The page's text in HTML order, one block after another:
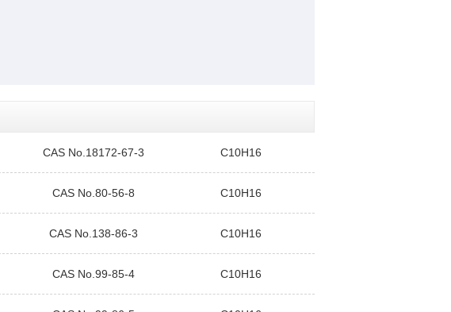
CAS No.18172-67-3 C10H16
CAS No.80-56-8 C10H16
CAS No.138-86-3 C10H16
CAS No.99-85-4 C10H16